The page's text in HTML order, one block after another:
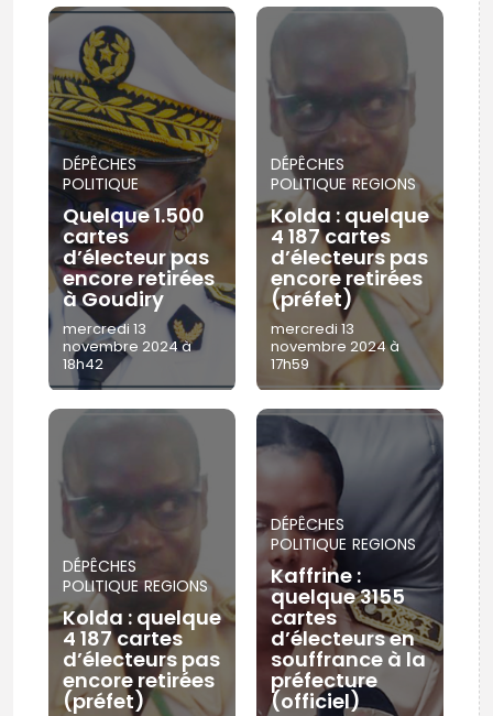
DÉPÊCHES
POLITIQUE
Quelque 1.500
cartes
d’électeur pas
encore retirées
à Goudiry
mercredi 13
novembre 2024 à
18h42
DÉPÊCHES
POLITIQUE REGIONS
Kolda : quelque
4 187 cartes
d’électeurs pas
encore retirées
(préfet)
mercredi 13
novembre 2024 à
17h59
DÉPÊCHES
POLITIQUE REGIONS
Kolda : quelque
4 187 cartes
d’électeurs pas
encore retirées
(préfet)
DÉPÊCHES
POLITIQUE REGIONS
Kaffrine :
quelque 3155
cartes
d’électeurs en
souffrance à la
préfecture
(officiel)